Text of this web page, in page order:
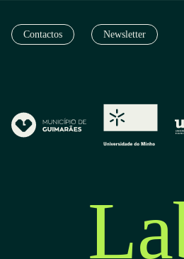
Contactos Newsletter